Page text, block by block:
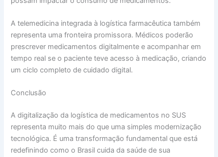
A telemedicina integrada à logística farmacêutica também
representa uma fronteira promissora. Médicos poderão
prescrever medicamentos digitalmente e acompanhar em
tempo real se o paciente teve acesso à medicação, criando
um ciclo completo de cuidado digital.
Conclusão
A digitalização da logística de medicamentos no SUS
representa muito mais do que uma simples modernização
tecnológica. É uma transformação fundamental que está
redefinindo como o Brasil cuida da saúde de sua